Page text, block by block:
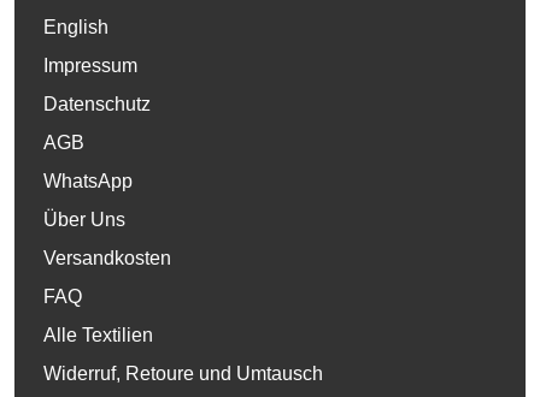
English
Impressum
Datenschutz
AGB
WhatsApp
Über Uns
Versandkosten
FAQ
Alle Textilien
Widerruf, Retoure und Umtausch